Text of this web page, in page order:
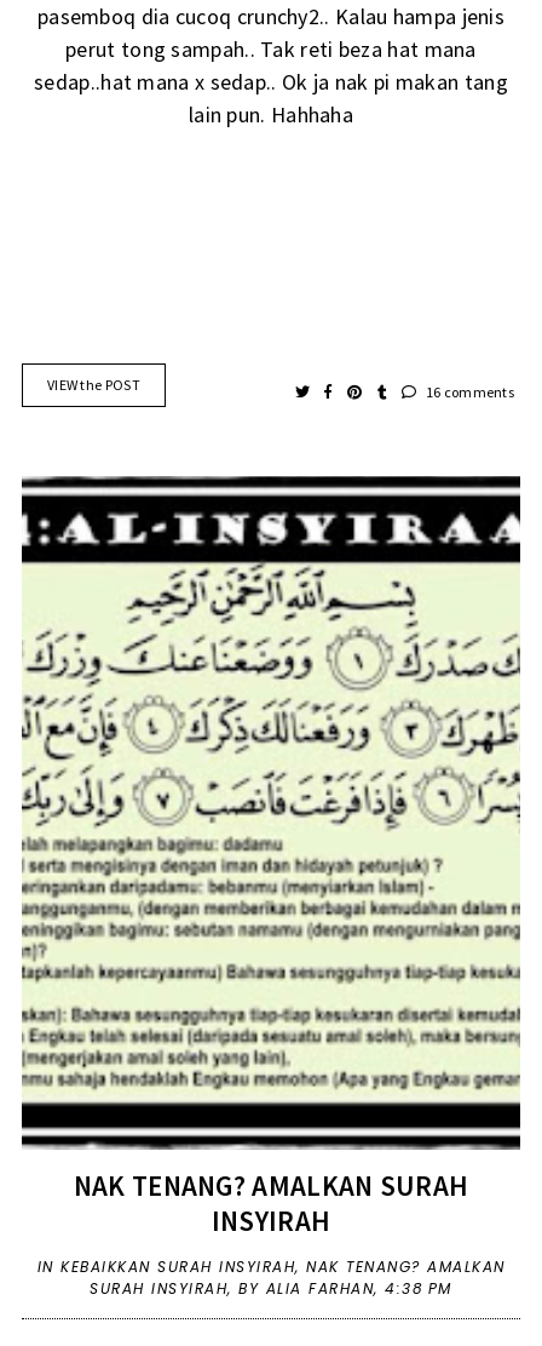
pasemboq dia cucoq crunchy2.. Kalau hampa jenis
perut tong sampah.. Tak reti beza hat mana
sedap..hat mana x sedap.. Ok ja nak pi makan tang
lain pun. Hahhaha
VIEW the POST 16 comments
NAK TENANG? AMALKAN SURAH
INSYIRAH
IN KEBAIKKAN SURAH INSYIRAH, NAK TENANG? AMALKAN
SURAH INSYIRAH,BY ALIA FARHAN,4:38 PM